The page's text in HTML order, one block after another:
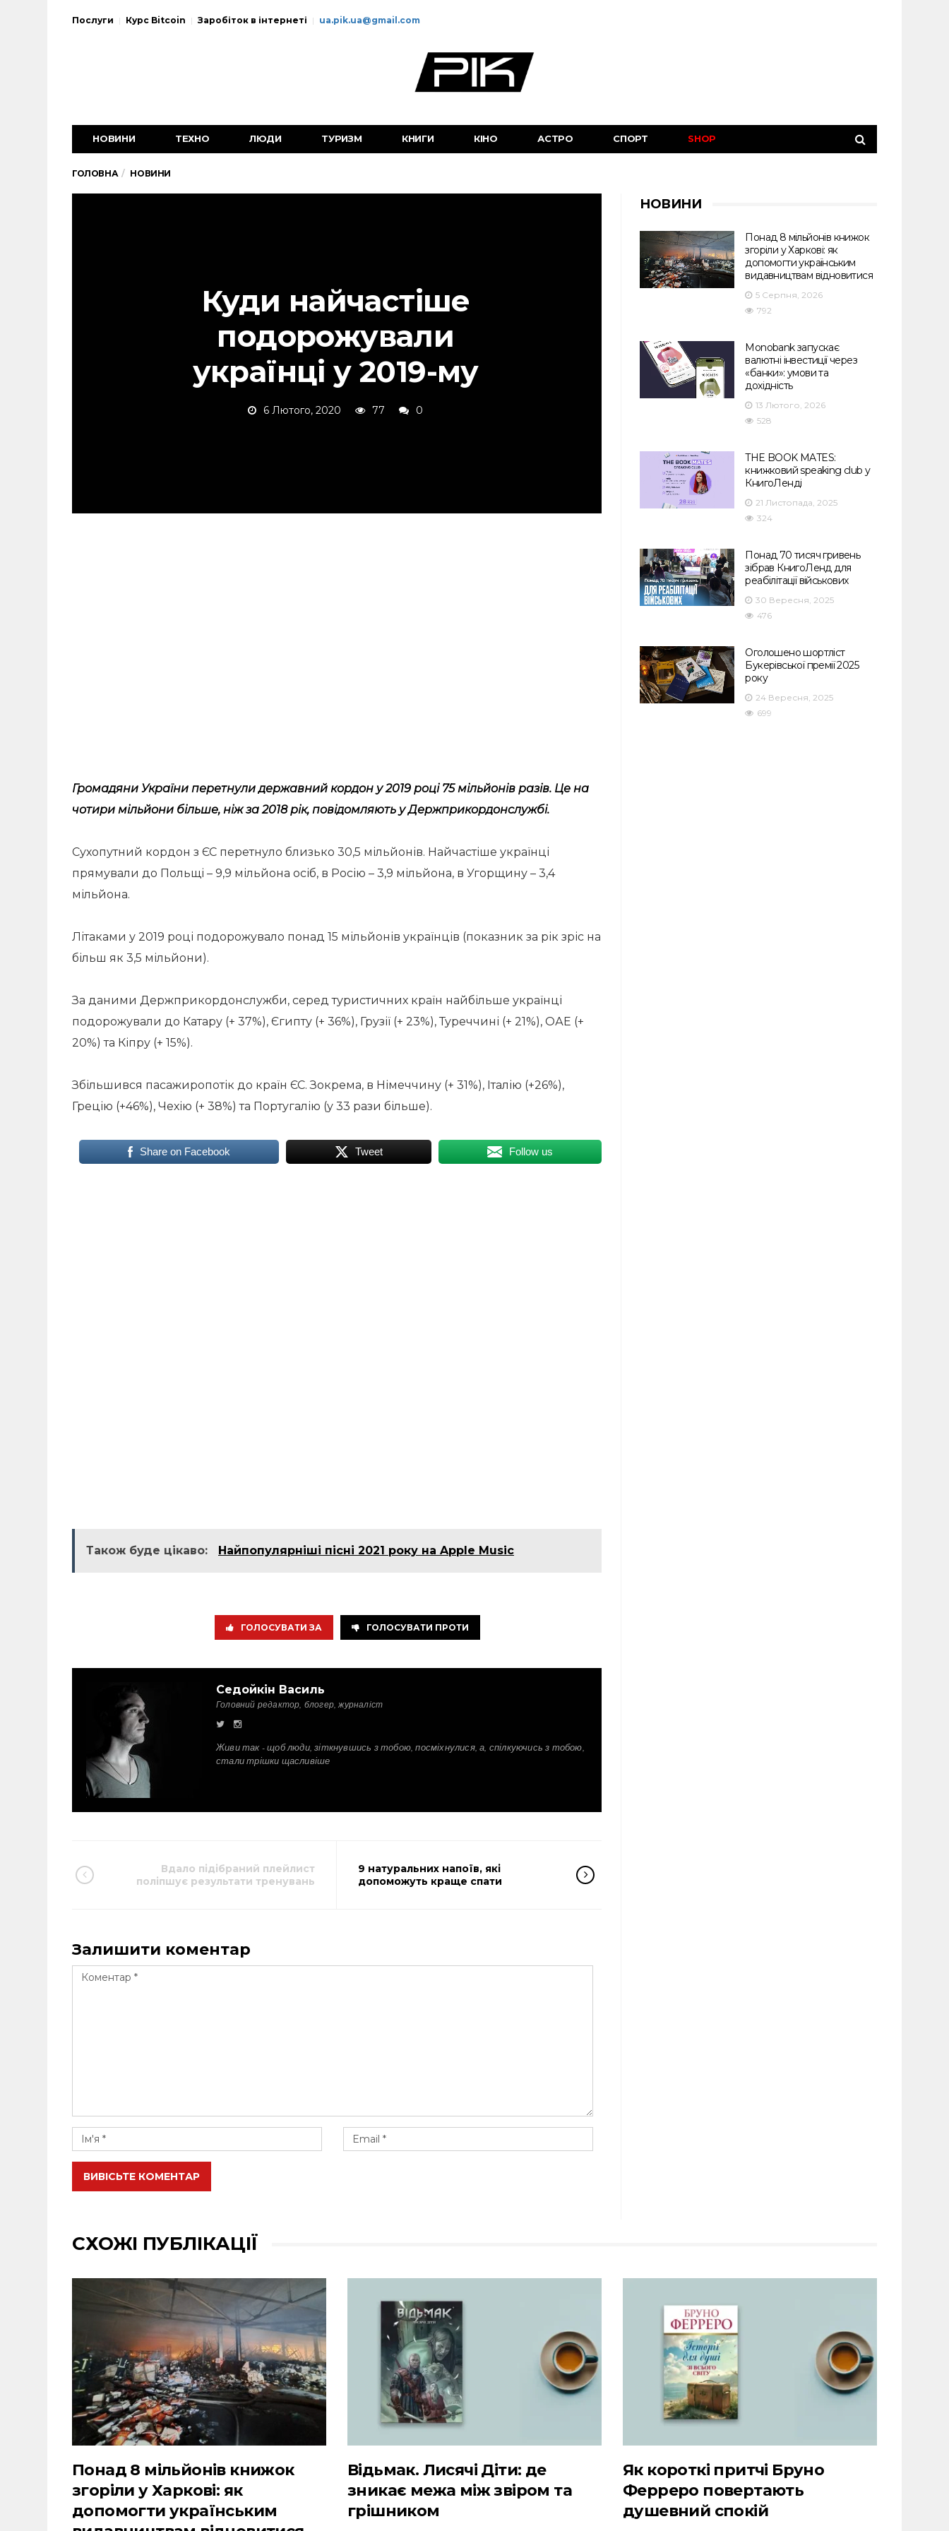
Послуги Курс Bitcoin Заробіток в інтернеті ua.pik.ua@gmail.com
НОВИНИ ТЕХНО ЛЮДИ ТУРИЗМ КНИГИ КІНО АСТРО СПОРТ SHOP
ГОЛОВНА НОВИНИ
Куди найчастіше
подорожували
українці у 2019-му
6 Лютого, 2020 77 0
Громадяни України перетнули державний кордон у 2019 році 75 мільйонів разів. Це на
чотири мільйони більше, ніж за 2018 рік, повідомляють у Держприкордонслужбі.
Сухопутний кордон з ЄС перетнуло близько 30,5 мільйонів. Найчастіше українці
прямували до Польщі – 9,9 мільйона осіб, в Росію – 3,9 мільйона, в Угорщину – 3,4
мільйона.
Літаками у 2019 році подорожувало понад 15 мільйонів українців (показник за рік зріс на
більш як 3,5 мільйони).
За даними Держприкордонслужби, серед туристичних країн найбільше українці
подорожували до Катару (+ 37%), Єгипту (+ 36%), Грузії (+ 23%), Туреччині (+ 21%), ОАЕ (+
20%) та Кіпру (+ 15%).
Збільшився пасажиропотік до країн ЄС. Зокрема, в Німеччину (+ 31%), Італію (+26%),
Грецію (+46%), Чехію (+ 38%) та Португалію (у 33 рази більше).
Share on Facebook Tweet Follow us
Також буде цікаво: Найпопулярніші пісні 2021 року на Apple Music
ГОЛОСУВАТИ ЗА ГОЛОСУВАТИ ПРОТИ
Седойкін Василь
Головний редактор, блогер, журналіст
Живи так - щоб люди, зіткнувшись з тобою, посміхнулися, а, спілкуючись з тобою,
стали трішки щасливіше
Вдало підібраний плейлист
поліпшує результати тренувань
9 натуральних напоїв, які
допоможуть краще спати
Залишити коментар
ВИВІСЬТЕ КОМЕНТАР
НОВИНИ
Понад 8 мільйонів книжок
згоріли у Харкові: як
допомогти українським
видавництвам відновитися
5 Серпня, 2026
792
Monobank запускає
валютні інвестиції через
«банки»: умови та
дохідність
13 Лютого, 2026
528
THE BOOK MATES:
книжковий speaking club у
КнигоЛенді
21 Листопада, 2025
324
Понад 70 тисяч гривень
зібрав КнигоЛенд для
реабілітації військових
30 Вересня, 2025
476
Оголошено шортліст
Букерівської премії 2025
року
24 Вересня, 2025
699
СХОЖІ ПУБЛІКАЦІЇ
Понад 8 мільйонів книжок
згоріли у Харкові: як
допомогти українським
Відьмак. Лисячі Діти: де
зникає межа між звіром та
грішником
Як короткі притчі Бруно
Ферреро повертають
душевний спокій